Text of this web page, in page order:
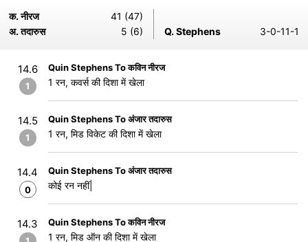
क. नीरज
41 (47)
अ. तदारुस
5 (6) Q. Stephens 3-0-11-1
14.6
1
Quin Stephens To कविन नीरज
1 रन, कवर्स की दिशा में खेला
14.5
1
Quin Stephens To अंजार तदारुस
1 रन, मिड विकेट की दिशा में खेला
14.4
0
Quin Stephens To अंजार तदारुस
कोई रन नहीं|
14.3 Quin Stephens To कविन नीरज
1 रन, मिड ऑन की दिशा में खेला